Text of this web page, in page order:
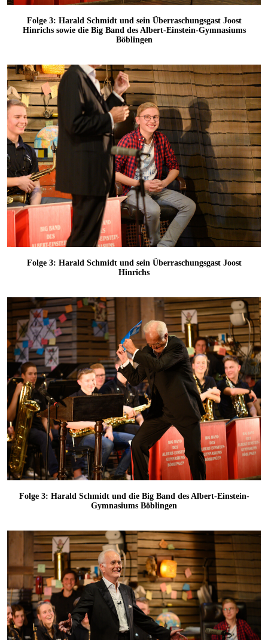
Folge 3: Harald Schmidt und sein Überraschungsgast Joost
Hinrichs sowie die Big Band des Albert-Einstein-Gymnasiums
Böblingen
Folge 3: Harald Schmidt und sein Überraschungsgast Joost
Hinrichs
Folge 3: Harald Schmidt und die Big Band des Albert-Einstein-
Gymnasiums Böblingen